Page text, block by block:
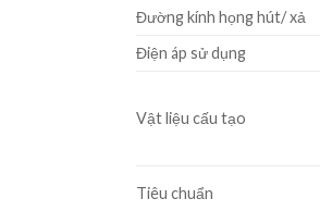
Đường kính họng hút/ xả
Điện áp sử dụng
Vật liệu cấu tạo
Tiêu chuẩn